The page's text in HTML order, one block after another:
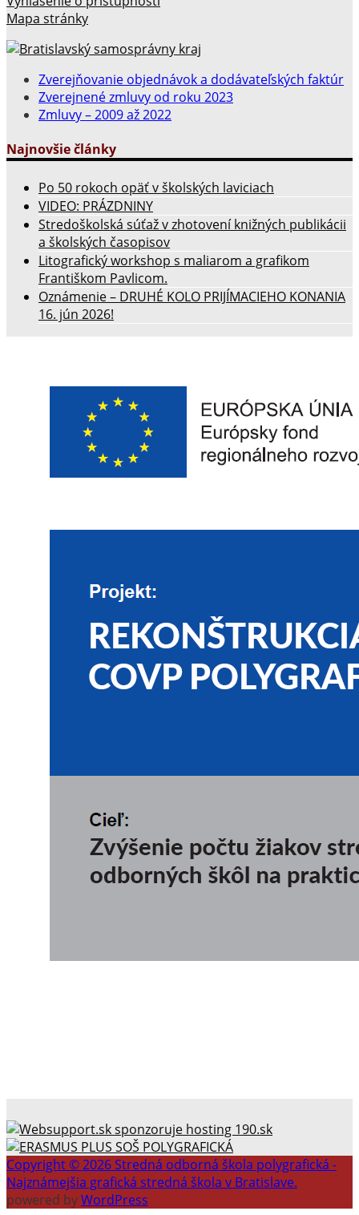
Mapa stránky
Zverejňovanie objednávok a dodávateľských faktúr
Zverejnené zmluvy od roku 2023
Zmluvy – 2009 až 2022
Najnovšie články
Po 50 rokoch opäť v školských laviciach
VIDEO: PRÁZDNINY
Stredoškolská súťaž v zhotovení knižných publikácii
a školských časopisov
Litografický workshop s maliarom a grafikom
Františkom Pavlicom.
Oznámenie – DRUHÉ KOLO PRIJÍMACIEHO KONANIA
16. jún 2026!
Copyright © 2026 Stredná odborná škola polygrafická -
Najznámejšia grafická stredná škola v Bratislave.
powered byWordPress